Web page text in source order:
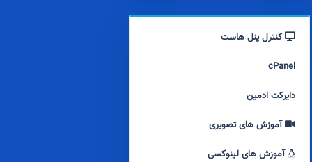
کنترل پنل هاست
cPanel
دایرکت ادمین
آموزش های تصویری
آموزش های لینوکسی